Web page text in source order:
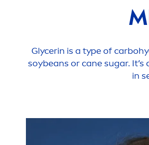
Glycerin is a type of carbo
soybeans or cane sugar.
in